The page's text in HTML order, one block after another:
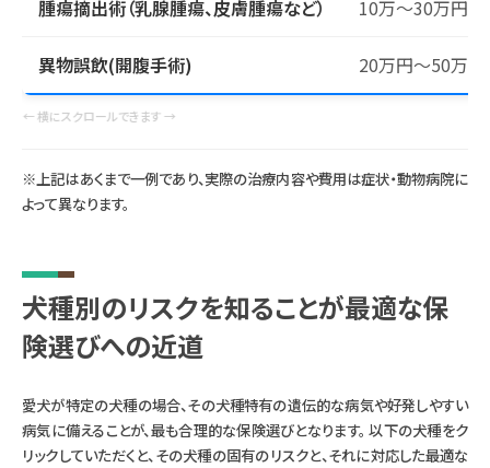
腫瘍摘出術（乳腺腫瘍、皮膚腫瘍など） 10万～30万円
異物誤飲(開腹手術) 20万円～50万円
← 横にスクロールできます →
※上記はあくまで一例であり、実際の治療内容や費用は症状・動物病院に
よって異なります。
犬種別のリスクを知ることが最適な保
険選びへの近道
愛犬が特定の犬種の場合、その犬種特有の遺伝的な病気や好発しやすい
病気に備えることが、最も合理的な保険選びとなります。 以下の犬種をク
リックしていただくと、その犬種の固有のリスクと、それに対応した最適な